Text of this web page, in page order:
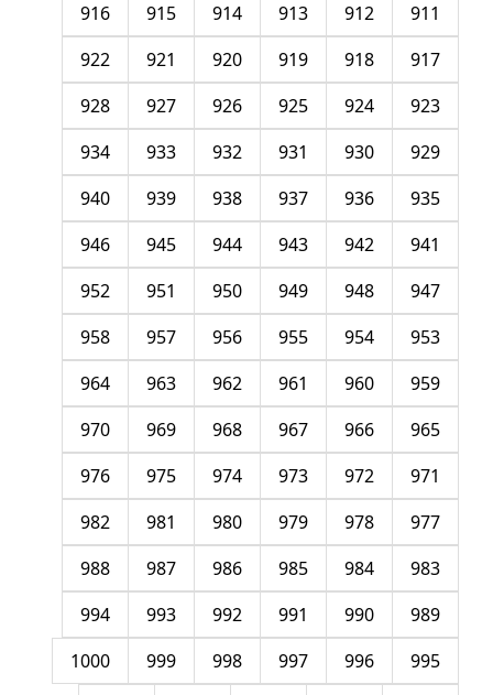
911
912
913
914
915
916
917
918
919
920
921
922
923
924
925
926
927
928
929
930
931
932
933
934
935
936
937
938
939
940
941
942
943
944
945
946
947
948
949
950
951
952
953
954
955
956
957
958
959
960
961
962
963
964
965
966
967
968
969
970
971
972
973
974
975
976
977
978
979
980
981
982
983
984
985
986
987
988
989
990
991
992
993
994
995
996
997
998
999
1000